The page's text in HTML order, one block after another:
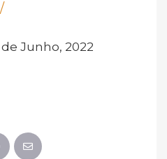
de Junho, 2022